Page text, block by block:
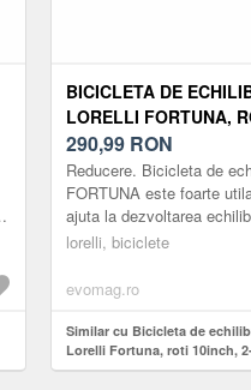
BICICLETA DE
LORELLI FORTUNA,
10INCH, 2-5 ANI, ROZ
290,99 RON
Reducere. Bicicleta de
FORTUNA este foarte
ajuta la dezvoltarea
copilului. Mersul pe
lorelli, biciclete
evomag.ro
Similar cu Bicicleta de
Lorelli Fortuna, roti 10inch,
Roz